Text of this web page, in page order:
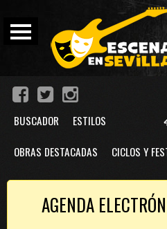
BUSCADOR ESTILOS
OBRAS DESTACADAS CICLOS Y
AGENDA